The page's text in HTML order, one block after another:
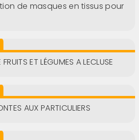
de masques en tissus pour
ET LÉGUMES A LECLUSE
AUX PARTICULIERS